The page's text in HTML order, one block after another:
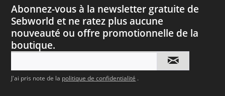
Abonnez-vous à la newsletter gratuite de
Sebworld et ne ratez plus aucune
nouveauté ou offre promotionnelle de la
boutique.
J'ai pris note de la politique de confidentialité .